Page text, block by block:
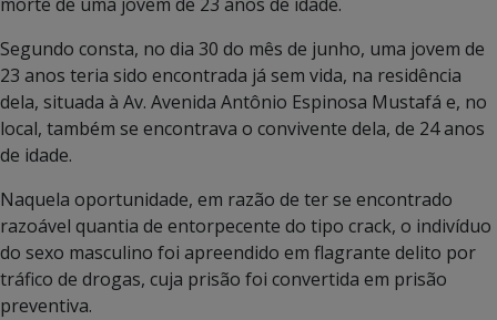
Segundo consta, no dia 30 do mês de junho, uma jovem de
23 anos teria sido encontrada já sem vida, na residência
dela, situada à Av. Avenida Antônio Espinosa Mustafá e, no
local, também se encontrava o convivente dela, de 24 anos
de idade.
Naquela oportunidade, em razão de ter se encontrado
razoável quantia de entorpecente do tipo crack, o indivíduo
do sexo masculino foi apreendido em flagrante delito por
tráfico de drogas, cuja prisão foi convertida em prisão
preventiva.